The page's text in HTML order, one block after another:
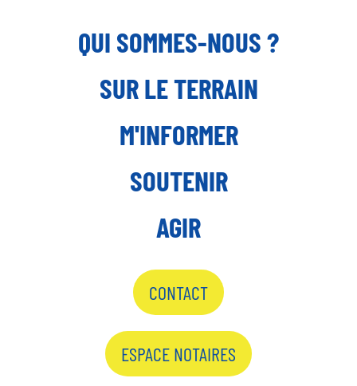
QUI SOMMES-NOUS ?
SUR LE TERRAIN
M'INFORMER
SOUTENIR
AGIR
CONTACT
ESPACE NOTAIRES